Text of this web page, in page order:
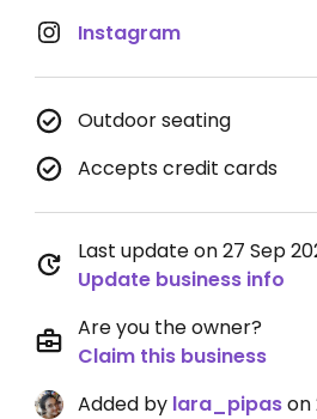
Instagram
Outdoor seating
Accepts credit cards
Last update on 27 Sep
Update business info
Are you the owner?
Claim this business
Added by lara_pipason